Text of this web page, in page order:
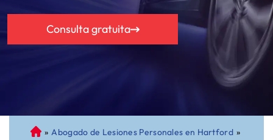
Consulta gratuita
A
» Abogado de Lesiones Personales en Hartford »